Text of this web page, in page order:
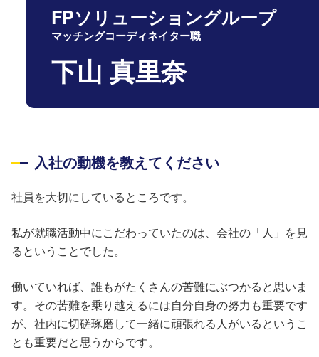
FPソリューショングループ
マッチングコーディネイター職
下山 真里奈
入社の動機を教えてください
社員を大切にしているところです。
私が就職活動中にこだわっていたのは、会社の「人」を見
るということでした。
働いていれば、誰もがたくさんの苦難にぶつかると思いま
す。その苦難を乗り越えるには自分自身の努力も重要です
が、社内に切磋琢磨して一緒に頑張れる人がいるというこ
とも重要だと思うからです。